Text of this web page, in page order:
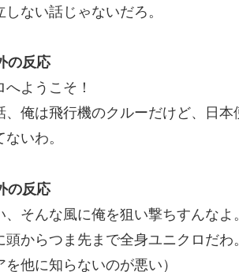
しない話じゃないだろ。
の反応
へようこそ！
、俺は飛行機のクルーだけど、日
いわ。
の反応
、そんな風に俺を狙い撃ちすんなよ。
頭からつま先まで全身ユニクロだ
を他に知らないのが悪い）